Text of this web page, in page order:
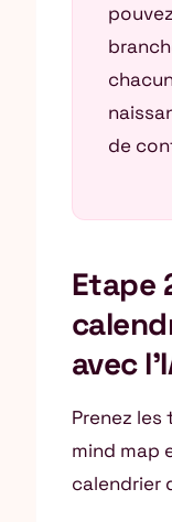
de
Etape
avec
Prenez
mind map
calendrier